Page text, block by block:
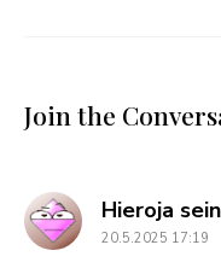
Join the
Hieroja
20.5.2025 17:19